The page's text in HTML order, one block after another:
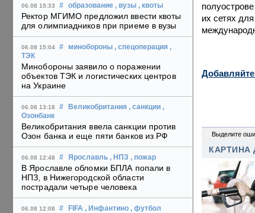
06.08 15:33 # образование , вузы , квоты
Ректор МГИМО предложил ввести квоты
для олимпиадников при приеме в вузы
06.08 15:04 # минобороны , спецоперация ,
ТЭК
Минобороны заявило о поражении
объектов ТЭК и логистических центров
на Украине
06.08 13:18 # Великобритания , санкции ,
Озонбанк
Великобритания ввела санкции против
Озон банка и еще пяти банков из РФ
06.08 12:48 # Ярославль , НПЗ , пожар
В Ярославле обломки БПЛА попали в
НПЗ, в Нижегородской области
пострадали четыре человека
06.08 12:08 # FIFA , Инфантино , футбол
их сетях
Добавляйте
Выделите
КАРТИНА